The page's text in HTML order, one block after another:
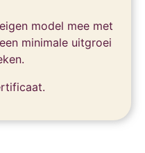
model mee met
minimale uitgroei